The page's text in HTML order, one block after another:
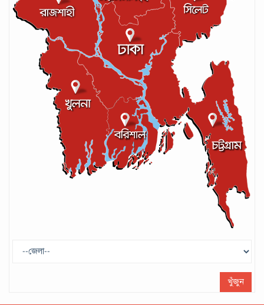
আইসিসির লেভেল-৩ কোচের স্বীকৃতি পেলেন
আশরাফুল
সেপ্টেম্বর ১৭, ২০২৪
গণপরিবহনে সেবার মান বাড়ানোর দাবি ইমনের
সেপ্টেম্বর ১৩, ২০২৪
ট্রাম্প প্রশাসন ছাড়ার ঘোষণা ধনকুবের ইলন
খুঁজুন